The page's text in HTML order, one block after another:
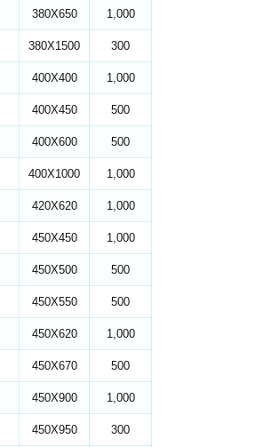
380X650 1,000
380X1500 300
400X400 1,000
400X450 500
400X600 500
400X1000 1,000
420X620 1,000
450X450 1,000
450X500 500
450X550 500
450X620 1,000
450X670 500
450X900 1,000
450X950 300